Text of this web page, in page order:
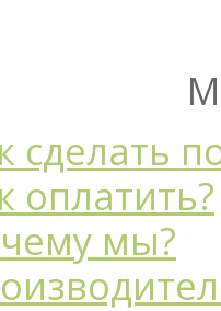
сделать
оплатить?
мы?